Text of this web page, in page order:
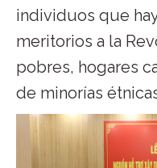
individuos que
meritorios a la
pobres, hogares
de minorías